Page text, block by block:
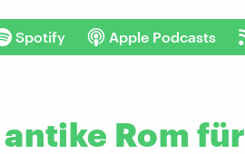
Spotify Apple Podcasts
Rom für